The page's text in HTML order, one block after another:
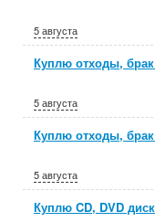
5 августа
Куплю отходы,
5 августа
Куплю отходы,
5 августа
Куплю CD, DVD